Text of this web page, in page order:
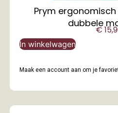
Prym
dubbele
€
In winkelwagen
Maak een account aan om je